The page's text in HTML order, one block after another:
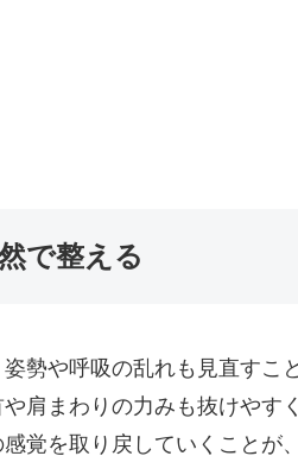
で整える
勢や呼吸の乱れも見直すこ
肩まわりの力みも抜けやす
覚を取り戻していくことが